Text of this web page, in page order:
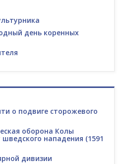
день коренных
о подвиге сторожевого
оборона Колы
шведского нападения (1591
дивизии